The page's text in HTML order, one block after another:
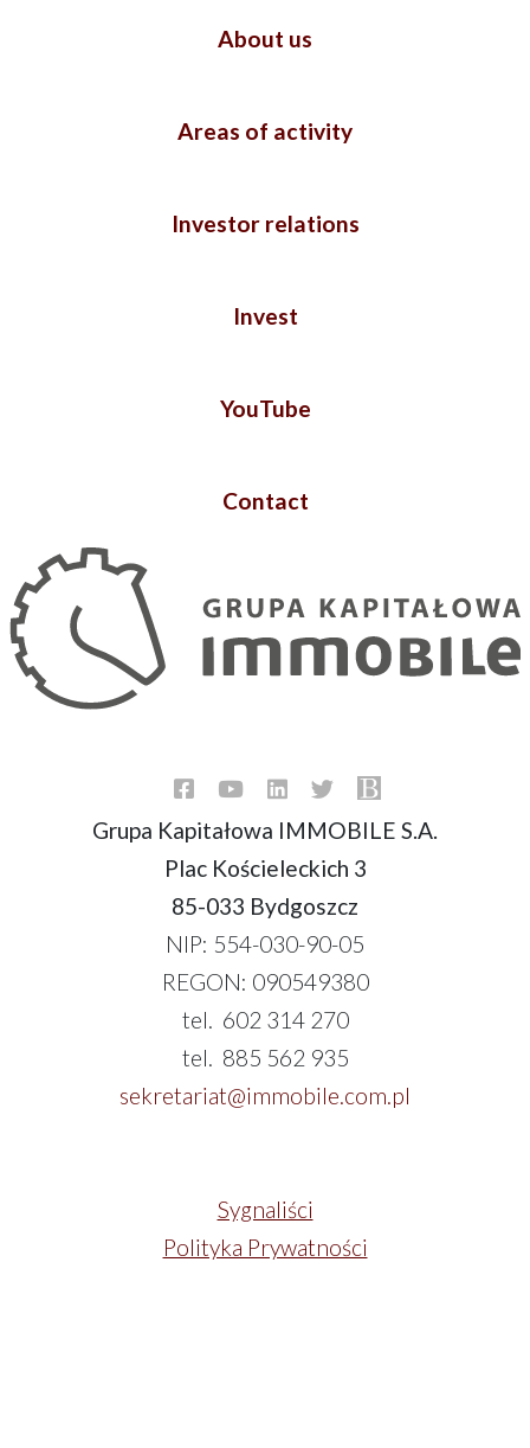
About us
Areas of activity
Investor relations
Invest
YouTube
Contact
Grupa Kapitałowa IMMOBILE S.A.
Plac Kościeleckich 3
85-033 Bydgoszcz
NIP: 554-030-90-05
REGON: 090549380
tel. 602 314 270
tel. 885 562 935
sekretariat@immobile.com.pl
Sygnaliści
Polityka Prywatności